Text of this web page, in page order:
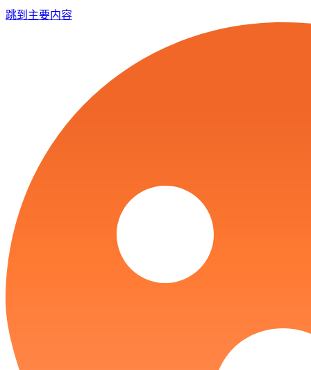
跳到主要内容